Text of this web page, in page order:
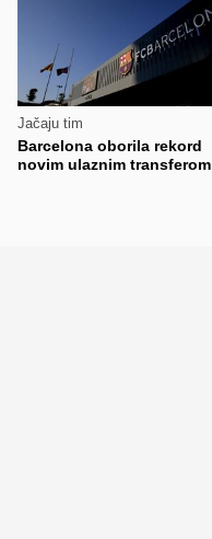
Jačaju tim
Barcelona oborila rekord
novim ulaznim transferom